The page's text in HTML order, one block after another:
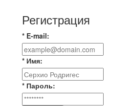
Регистрация
* E-mail:
* Имя:
* Пароль: